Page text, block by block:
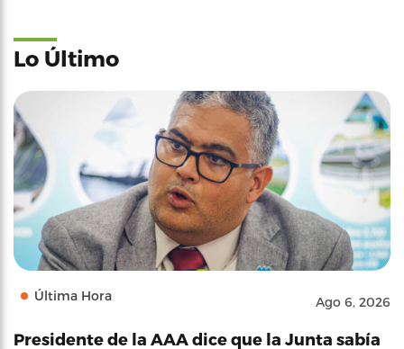
Lo Último
Última Hora Ago 6, 2026
Presidente de la AAA dice que la Junta sabía